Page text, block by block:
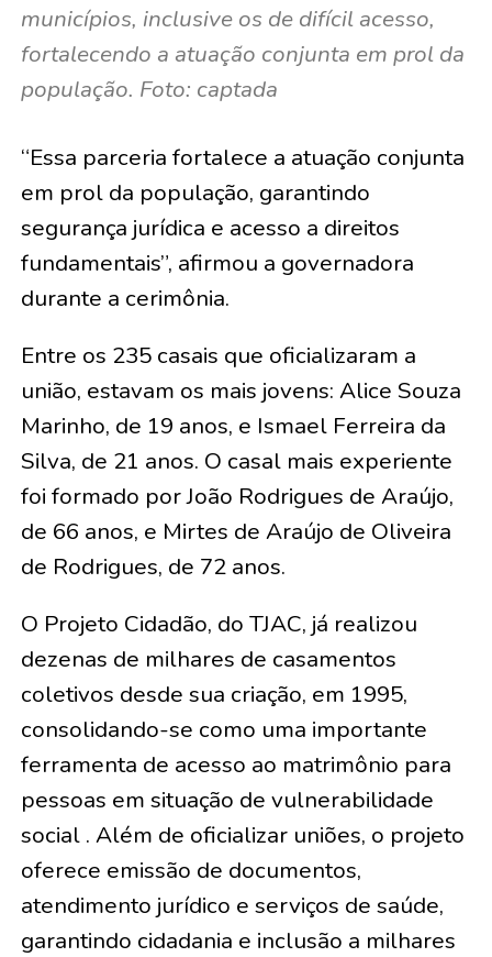
municípios, inclusive os de difícil acesso,
fortalecendo a atuação conjunta em prol da
população. Foto: captada
“Essa parceria fortalece a atuação conjunta
em prol da população, garantindo
segurança jurídica e acesso a direitos
fundamentais”, afirmou a governadora
durante a cerimônia.
Entre os 235 casais que oficializaram a
união, estavam os mais jovens: Alice Souza
Marinho, de 19 anos, e Ismael Ferreira da
Silva, de 21 anos. O casal mais experiente
foi formado porJoão Rodrigues de Araújo,
de 66 anos, e Mirtes de Araújo de Oliveira
de Rodrigues, de 72 anos.
O Projeto Cidadão, do TJAC, já realizou
dezenas de milhares de casamentos
coletivos desde sua criação, em 1995,
consolidando-se como uma importante
ferramenta de acesso ao matrimônio para
pessoas em situação de vulnerabilidade
social . Além de oficializar uniões, o projeto
oferece emissão de documentos,
atendimento jurídico e serviços de saúde,
garantindo cidadania e inclusão a milhares